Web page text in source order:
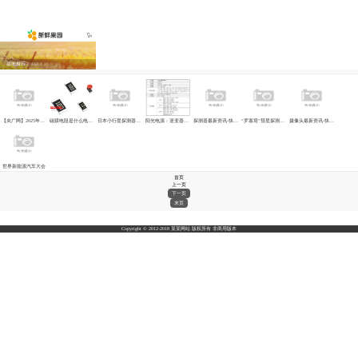
基地展示 CASE
【央广网】2025年创新领域盘点——创新 日本小行星探测器进入回归地球轨道 阳光电源：逆变器连续10年领跑25年上半 探测器最新资讯-快科技--科技改变未来 摄像头最新资讯-快科技--科技改变未来
世界新能源汽车大会
首页
上一页
下一页
末页
Copyright © 2012-2018 某某网站 版权所有 非商用版本